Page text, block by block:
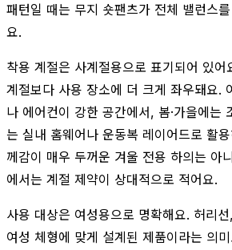
패턴일 때는 무지 숏팬츠가 전체 밸런스
요.
착용 계절은 사계절용으로 표기되어 있어
계절보다 사용 장소에 더 크게 좌우돼요.
나 에어컨이 강한 공간에서, 봄·가을에는
는 실내 홈웨어나 운동복 레이어드로 활
께감이 매우 두꺼운 겨울 전용 하의는 아
에서는 계절 제약이 상대적으로 적어요.
사용 대상은 여성용으로 명확해요. 허리
여성 체형에 맞게 설계된 제품이라는 의